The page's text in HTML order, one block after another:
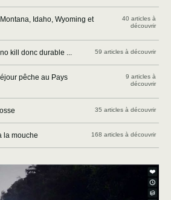
Idaho, Wyoming et
40 articles à
découvrir
kill donc durable ... 59 articles à découvrir
pêche au Pays
9 articles à
découvrir
35 articles à découvrir
la mouche 168 articles à découvrir